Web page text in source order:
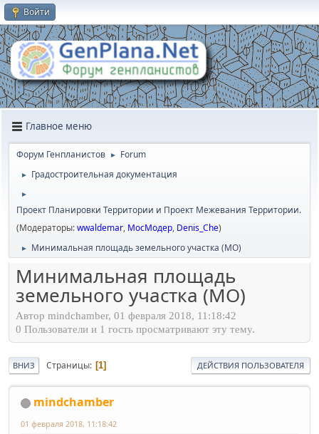
Войти
Главное меню
Форум Генпланистов ► Forum
► Градостроительная документация
►
Проект Планировки Территории и Проект Межевания Территории.
(Модераторы:wwaldemar, МосМодер, Denis_Che)
► Минимальная площадь земельного участка (МО)
Минимальная площадь
земельного участка (МО)
Автор mindchamber, 01 февраля 2018, 11:18:42
0 Пользователи и 1 гость просматривают эту тему.
ВНИЗ Страницы 1 ДЕЙСТВИЯ ПОЛЬЗОВАТЕЛЯ
mindchamber
01 февраля 2018, 11:18:42